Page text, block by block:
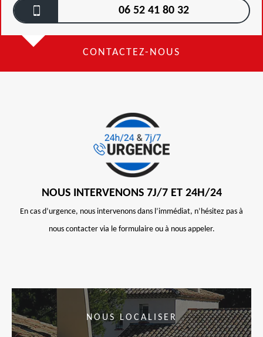
06 52 41 80 32
CONTACTEZ-NOUS
NOUS INTERVENONS 7J/7 ET 24H/24
En cas d’urgence, nous intervenons dans l’immédiat, n’hésitez pas à
nous contacter via le formulaire ou à nous appeler.
NOUS LOCALISER